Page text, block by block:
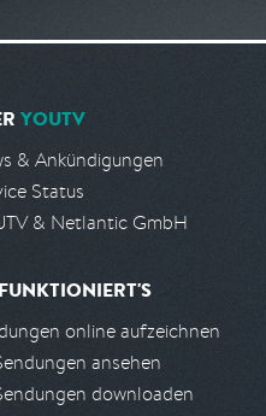
YOUTV
& Ankündigungen
Status
& Netlantic GmbH
online aufzeichnen
ansehen
downloaden